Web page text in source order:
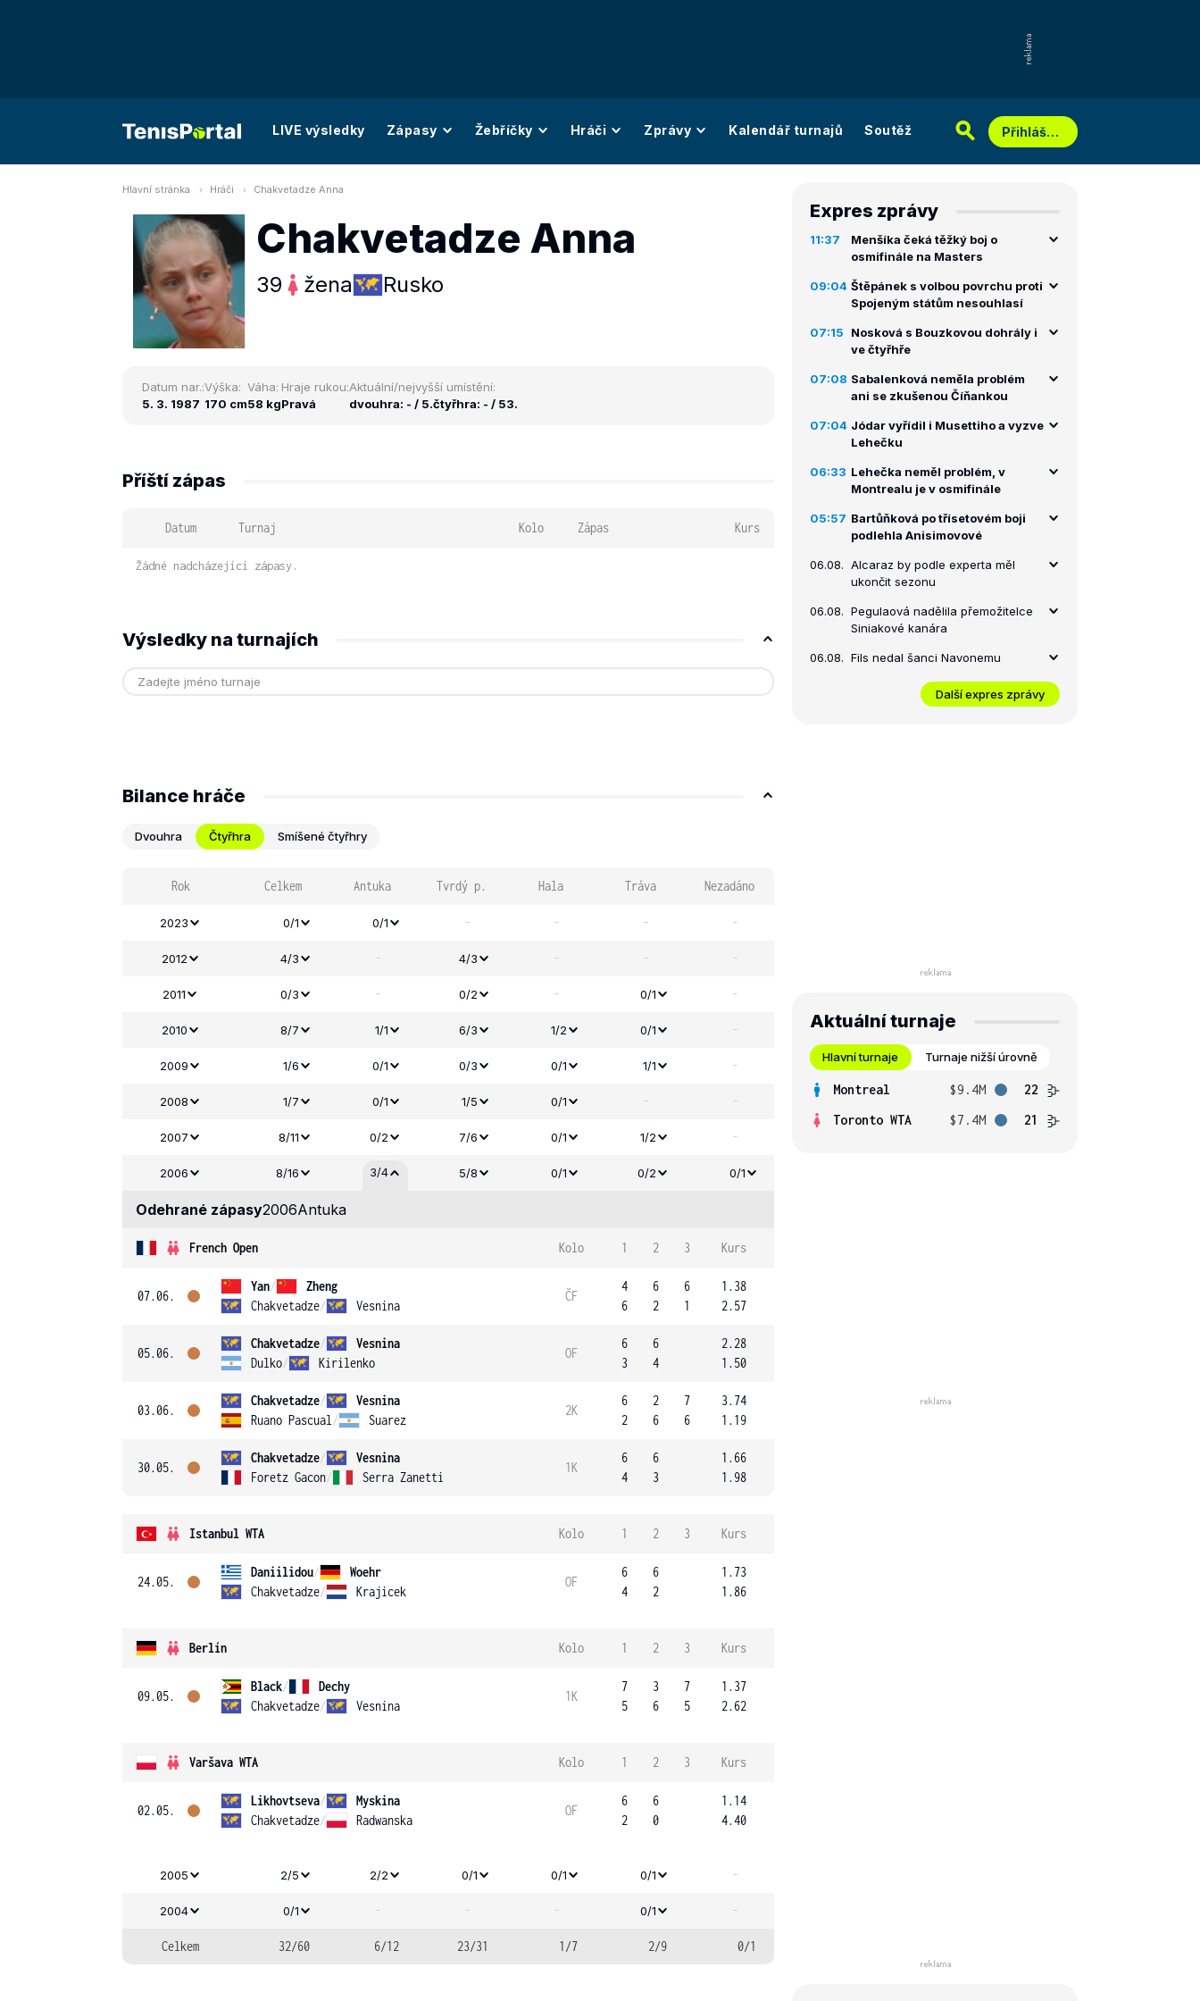
LIVE výsledky Zápasy Žebříčky Hráči Zprávy Kalendář turnajů Soutěž Přihlášení
Hlavní stránka Hráči Chakvetadze Anna
Chakvetadze Anna
39 žena Rusko
Datum nar.:
5. 3. 1987
Výška:
170 cm
Váha:
58 kg
Hraje rukou:
Pravá
Aktuální/nejvyšší umístění:
dvouhra: - / 5.čtyřhra: - / 53.
Příští zápas
Datum Turnaj Kolo Zápas Kurs
Žádné nadcházející zápasy.
Výsledky na turnajích
Bilance hráče
Dvouhra Čtyřhra Smíšené čtyřhry
Rok Celkem Antuka Tvrdý p. Hala Tráva Nezadáno
2023 0/1 0/1 - - - -
2012 4/3 - 4/3 - - -
2011 0/3 - 0/2 - 0/1 -
2010 8/7 1/1 6/3 1/2 0/1 -
2009 1/6 0/1 0/3 0/1 1/1 -
2008 1/7 0/1 1/5 0/1 - -
2007 8/11 0/2 7/6 0/1 1/2 -
2006 8/16 3/4 5/8 0/1 0/2 0/1
Odehrané zápasy2006Antuka
French Open Kolo 1 2 3 Kurs
07.06.
Yan/
Zheng
Chakvetadze/ Vesnina
ČF
4
6
6
2
6
1
1.38
2.57
05.06.
Chakvetadze/
Vesnina
Dulko/ Kirilenko
OF
6
3
6
4
2.28
1.50
03.06.
Chakvetadze/
Vesnina
Ruano Pascual / Suarez
2K
6
2
2
6
7
6
3.74
1.19
30.05.
Chakvetadze/
Vesnina
Foretz Gacon/ Serra Zanetti
1K
6
4
6
3
1.66
1.98
Istanbul WTA Kolo 1 2 3 Kurs
24.05.
Daniilidou/
Woehr
Chakvetadze/ Krajicek
OF
6
4
6
2
1.73
1.86
Berlín Kolo 1 2 3 Kurs
09.05.
Black/
Dechy
Chakvetadze/ Vesnina
1K
7
5
3
6
7
5
1.37
2.62
Varšava WTA Kolo 1 2 3 Kurs
02.05.
Likhovtseva/
Myskina
Chakvetadze/ Radwanska
OF
6
2
6
0
1.14
4.40
2005 2/5 2/2 0/1 0/1 0/1 -
2004 0/1 - - - 0/1 -
Celkem 32/60 6/12 23/31 1/7 2/9 0/1
Expres zprávy
11:37
Menšíka čeká těžký boj o
osmifinále na Masters
09:04 Štěpánek s volbou povrchu proti
Spojeným státům nesouhlasí
07:15
Nosková s Bouzkovou dohrály i
ve čtyřhře
07:08 Sabalenková neměla problém
ani se zkušenou Číňankou
07:04 Jódar vyřídil i Musettiho a vyzve
Lehečku
06:33 Lehečka neměl problém, v
Montrealu je v osmifinále
05:57 Bartůňková po třísetovém boji
podlehla Anisimovové
06.08. Alcaraz by podle experta měl
ukončit sezonu
06.08. Pegulaová nadělila přemožitelce
Siniakové kanára
06.08. Fils nedal šanci Navonemu
Další expres zprávy
Aktuální turnaje
Hlavní turnaje Turnaje nižší úrovně
Montreal $9.4M
22
Toronto WTA
$7.4M 21